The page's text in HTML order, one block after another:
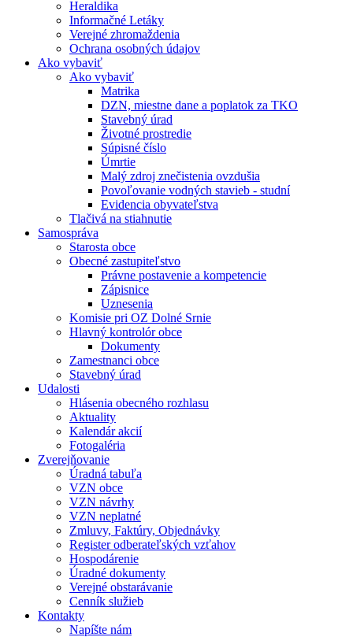
Heraldika
Informačné Letáky
Verejné zhromaždenia
Ochrana osobných údajov
Ako vybaviť
Ako vybaviť
Matrika
DZN, miestne dane a poplatok za TKO
Stavebný úrad
Životné prostredie
Súpisné číslo
Úmrtie
Malý zdroj znečistenia ovzdušia
Povoľovanie vodných stavieb - studní
Evidencia obyvateľstva
Tlačivá na stiahnutie
Samospráva
Starosta obce
Obecné zastupiteľstvo
Právne postavenie a kompetencie
Zápisnice
Uznesenia
Komisie pri OZ Dolné Srnie
Hlavný kontrolór obce
Dokumenty
Zamestnanci obce
Stavebný úrad
Udalosti
Hlásenia obecného rozhlasu
Aktuality
Kalendár akcií
Fotogaléria
Zverejňovanie
Úradná tabuľa
VZN obce
VZN návrhy
VZN neplatné
Zmluvy, Faktúry, Objednávky
Register odberateľských vzťahov
Hospodárenie
Úradné dokumenty
Verejné obstarávanie
Cenník služieb
Kontakty
Napíšte nám